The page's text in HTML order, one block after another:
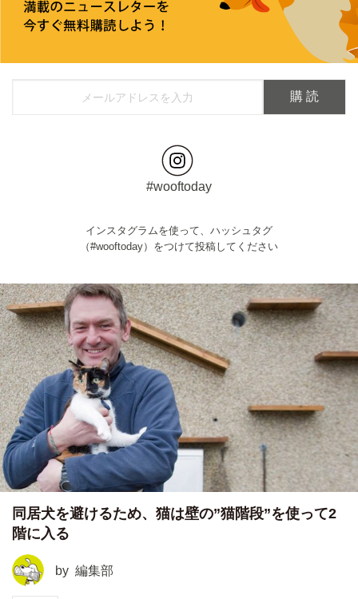
#wooftoday
インスタグラムを使って、ハッシュタグ
（#wooftoday）をつけて投稿してください
同居犬を避けるため、猫は壁の”猫階段”を使って2
階に入る
by 編集部